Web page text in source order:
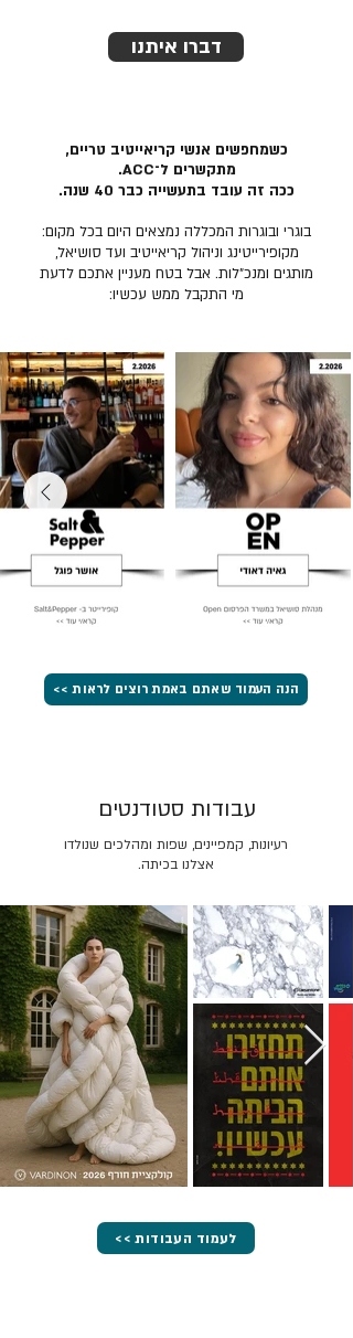
דברו איתנו
כשמחפשים אנשי קריאייטיב טריים,
מתקשרים ל־ACC.
ככה זה עובד בתעשייה כבר 40 שנה.
בוגרי ובוגרות המכללה נמצאים היום בכל מקום:
מקופירייטינג וניהול קריאייטיב ועד סושיאל,
מותגים ומנכ״לות. אבל בטח מעניין אתכם לדעת
מי התקבל ממש עכשיו:
הנה העמוד שאתם באמת רוצים לראות >>
רעיונות, קמפיינים, שפות ומהלכים שנולדו
אצלנו בכיתה.
עבודות סטודנטים
<< לעמוד העבודות